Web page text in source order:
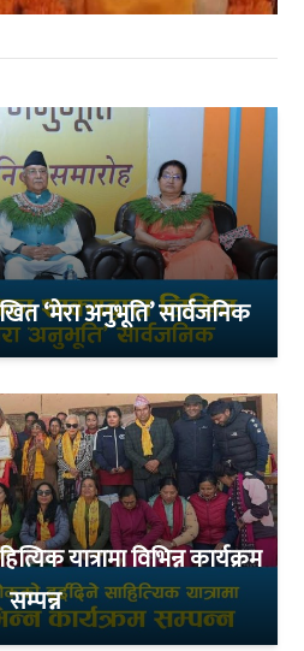
‘मेरा अनुभूति’ सार्वजनिक
यात्रामा विभिन्न कार्यक्रम
सम्पन्न